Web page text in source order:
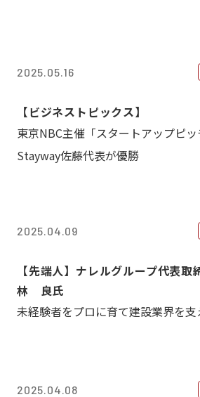
2025.05.16
【ビジネストピックス】
東京NBC主催「スタートアップピ
Stayway佐藤代表が優勝
2025.04.09
【先端人】ナレルグループ代表
林 良氏
未経験者をプロに育て建設業界を支
2025.04.08